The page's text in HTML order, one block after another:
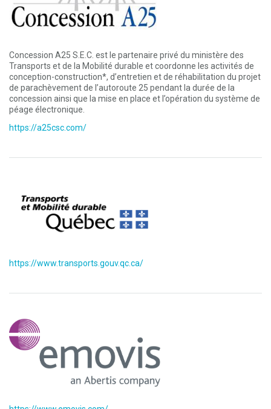
Concession A25 S.E.C. est le partenaire privé du ministère des
Transports et de la Mobilité durable et coordonne les activités de
conception-construction*, d’entretien et de réhabilitation du projet
de parachèvement de l’autoroute 25 pendant la durée de la
concession ainsi que la mise en place et l’opération du système de
péage électronique.
https://a25csc.com/
https://www.transports.gouv.qc.ca/